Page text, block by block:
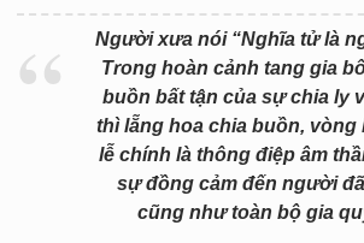
Người xưa nói “Nghĩa tử là
Trong hoàn cảnh tang gia
buồn bất tận của sự chia ly
thì lẵng hoa chia buồn, vòng
lễ chính là thông điệp âm
sự đồng cảm đến người
cũng như toàn bộ gia